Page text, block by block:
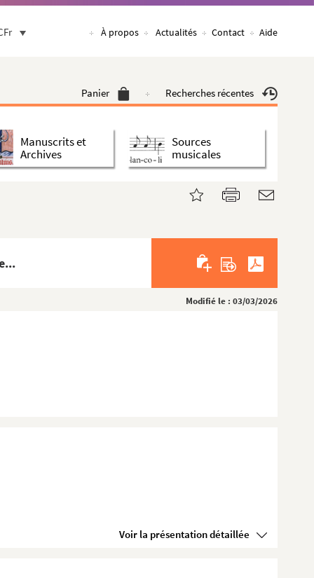
À propos Actualités Contact Aide
Panier Recherches récentes
Manuscrits et
Archives
Sources
musicales
Modifié le : 03/03/2026
Voir la présentation détaillée